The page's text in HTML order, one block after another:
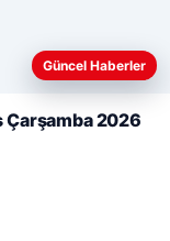
Güncel Haberler
Çarşamba 2026